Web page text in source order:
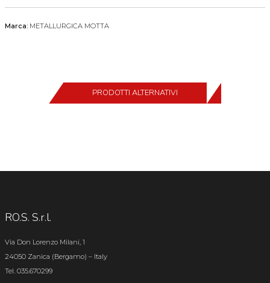
Marca: METALLURGICA MOTTA
PRODOTTI ALTERNATIVI
RO.S. S.r.l.
Via Don Lorenzo Milani, 1
24050 Zanica (Bergamo) – Italy
Tel. 035.670299